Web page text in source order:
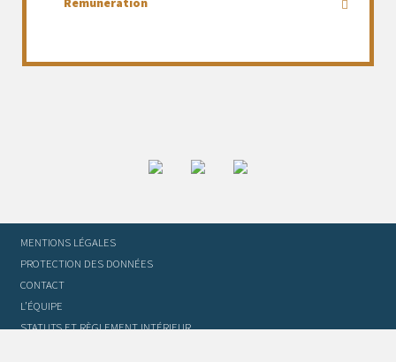
MENTIONS LÉGALES
PROTECTION DES DONNÉES
CONTACT
L’ÉQUIPE
STATUTS ET RÈGLEMENT INTÉRIEUR